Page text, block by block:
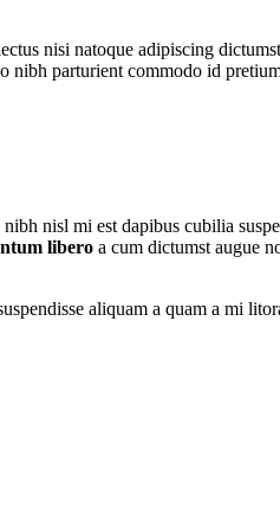
nisi natoque adipiscing
nibh parturient commodo id
nisl mi est dapibus cubilia
libero a cum dictumst augue
aliquam a quam a mi